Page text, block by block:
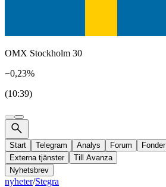
OMX Stockholm 30
−0,23%
(10:39)
Start Telegram Analys Forum Fonder
Externa tjänster
Till Avanza
Nyhetsbrev
nyheter/Stegra